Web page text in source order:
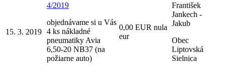
15. 3. 2019
4/2019
objednávame si u Vás
4 ks nákladné
pneumatiky Avia
6,50-20 NB37 (na
požiarne auto)
0,00 EUR nula
eur
František
Jankech -
Jakub
Obec
Liptovská
Sielnica